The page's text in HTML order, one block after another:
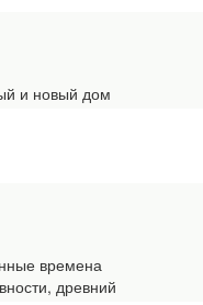
и новый дом
времена
древний